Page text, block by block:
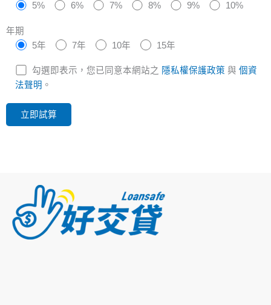
5%
6% 7% 8% 9% 10%
年期
5年
7年 10年 15年
勾選即表示，您已同意本網站之 隱私權保護政策 與 個資
法聲明 。